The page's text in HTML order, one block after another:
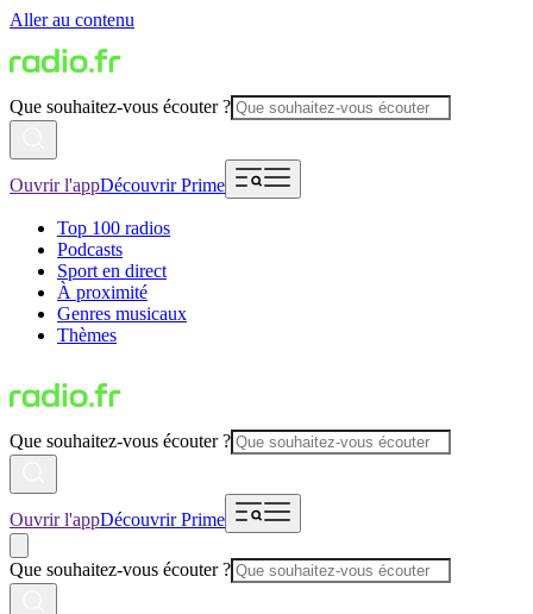
Aller au contenu
Que souhaitez-vous écouter ?
Ouvrir l'appDécouvrir Prime
Top 100 radios
Podcasts
Sport en direct
À proximité
Genres musicaux
Thèmes
Que souhaitez-vous écouter ?
Ouvrir l'appDécouvrir Prime
Que souhaitez-vous écouter ?